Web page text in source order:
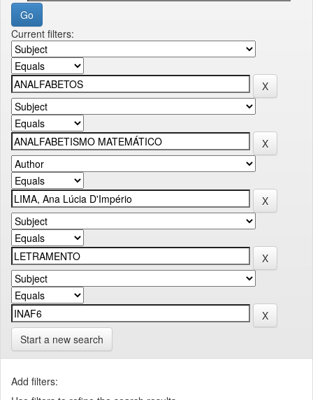
Current filters:
Start a new search
Add filters: